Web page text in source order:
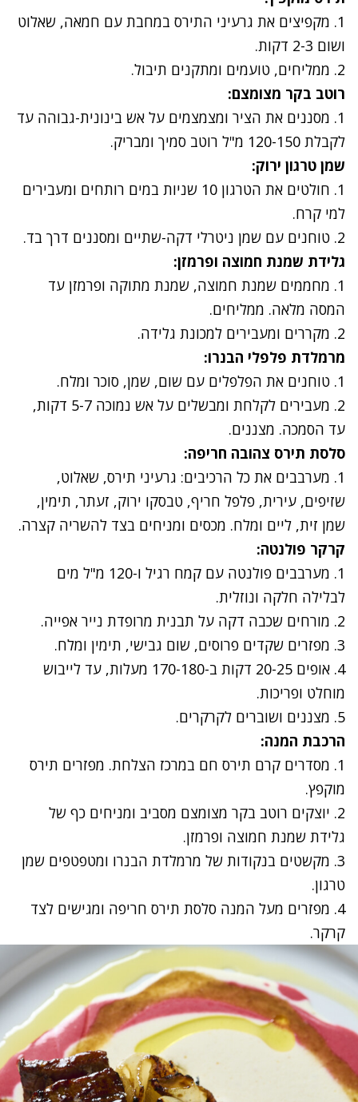
1. מקפיצים את גרעיני התירס במחבת עם חמאה, שאלוט
ושום 2-3 דקות.
2. ממליחים, טועמים ומתקנים תיבול.
רוטב בקר מצומצם:
1. מסננים את הציר ומצמצמים על אש בינונית-גבוהה עד
לקבלת 120-150 מ"ל רוטב סמיך ומבריק
.
שמן טרגון ירוק:
1. חולטים את הטרגון 10 שניות במים רותחים ומעבירים
למי קרח.
2. טוחנים עם שמן ניטרלי דקה-שתיים ומסננים דרך בד
.
גלידת שמנת חמוצה ופרמזן:
1. מחממים שמנת חמוצה, שמנת מתוקה ופרמזן עד
המסה מלאה. ממליחים.
2. מקררים ומעבירים למכונת גלידה
.
מרמלדת פלפלי הבנרו:
1. טוחנים את הפלפלים עם שום, שמן, סוכר ומלח.
2. מעבירים לקלחת ומבשלים על אש נמוכה 5-7 דקות,
עד הסמכה. מצננים.
סלסת תירס צהובה חריפה:
1. מערבבים את כל הרכיבים: גרעיני תירס, שאלוט,
שזיפים, עירית, פלפל חריף, טבסקו ירוק, זעתר, תימין,
שמן זית, ליים ומלח. מכסים ומניחים בצד להשריה קצרה.
קרקר פולנטה:
1. מערבבים פולנטה עם קמח רגיל ו-120 מ"ל מים
לבלילה חלקה ונוזלית.
2. מורחים שכבה דקה על תבנית מרופדת נייר אפייה
.
3. מפזרים שקדים פרוסים, שום גבישי, תימין ומלח
.
4. אופים 20-25 דקות ב-170-180 מעלות, עד לייבוש
מוחלט ופריכות.
5. מצננים ושוברים לקרקרים
.
הרכבת המנה:
1. מסדרים קרם תירס חם במרכז הצלחת. מפזרים תירס
מוקפץ.
2. יוצקים רוטב בקר מצומצם מסביב ומניחים כף של
גלידת שמנת חמוצה ופרמזן.
3. מקשטים בנקודות של מרמלדת הבנרו ומטפטפים שמן
טרגון.
4. מפזרים מעל המנה סלסת תירס חריפה ומגישים לצד
קרקר.